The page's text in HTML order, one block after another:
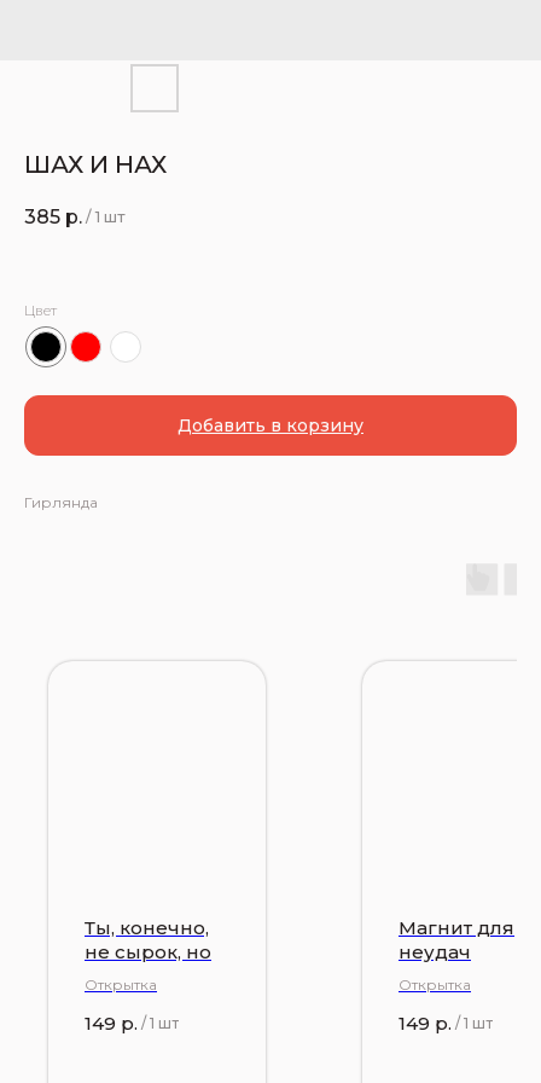
ШАХ И НАХ
385 р. / 1 шт
Цвет
Добавить в корзину
Гирлянда
Ты, конечно,
не сырок, но
Открытка
149 р. / 1 шт
Магнит для
неудач
Открытка
149 р. / 1 шт